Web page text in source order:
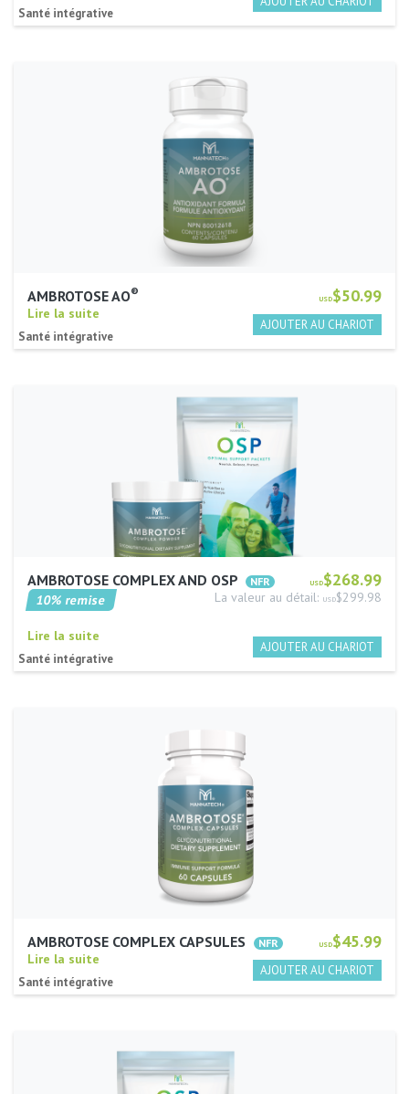
Santé intégrative
USD$50.99
AMBROTOSE AO®
Lire la suite
Santé intégrative
USD$268.99
AMBROTOSE COMPLEX AND OSP
La valeur au détail: USD$299.98
10% remise
Lire la suite
Santé intégrative
USD$45.99
AMBROTOSE COMPLEX CAPSULES
Lire la suite
Santé intégrative